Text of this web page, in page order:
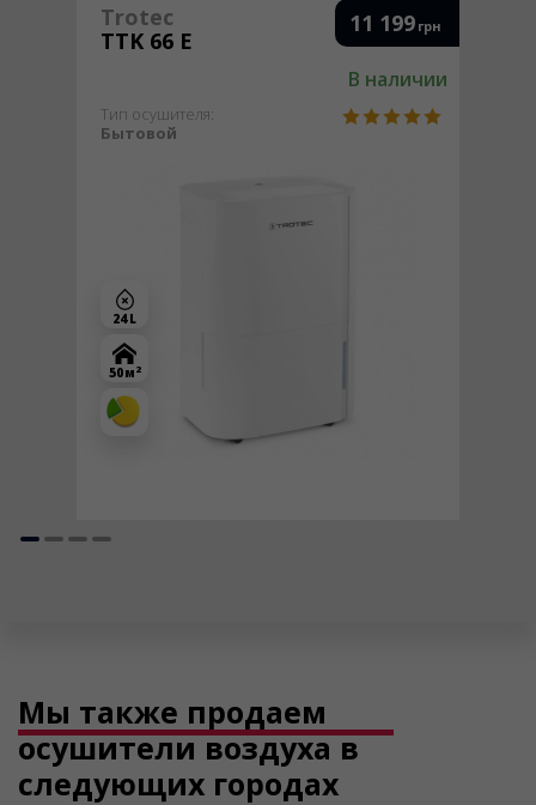
11 199 грн
В наличии
Trotec
TTK 66 E
Тип осушителя:
Бытовой
24 L
50 м 2
Мы также продаем
осушители воздуха в
следующих городах